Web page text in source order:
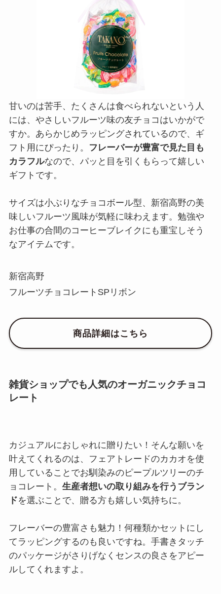
甘いのは苦手、たくさんは食べられないという人
には、やさしいフルーツ味の友チョコはいかがで
すか。あらかじめラッピングされているので、ギ
フト用にぴったり。
フレーバーが豊富で見た目も
カラフルなので、パッと目を引くもらって嬉しい
ギフトです。
サイズは小ぶりなチョコボール型、新宿高野の美
味しいフルーツ風味が気軽に味わえます。勉強や
お仕事の合間のコーヒーブレイクにも重宝しそう
なアイテムです。
新宿高野
フルーツチョコレートSPリボン
商品詳細はこちら
雑貨ショップでも人気のオーガニックチョコ
レート
カジュアルにおしゃれに贈りたい！そんな願いを
叶えてくれるのは、フェアトレードのカカオを使
用していることでお馴染みのピープルツリーのチ
ョコレート。 生産者想いの取り組みを行うブラン
ドを選ぶことで、贈る方も嬉しい気持ちに。
フレーバーの豊富さも魅力！何種類かセットにし
てラッピングするのも良いですね。手書きタッチ
のパッケージがさりげなくセンスの良さをアピー
ルしてくれますよ。